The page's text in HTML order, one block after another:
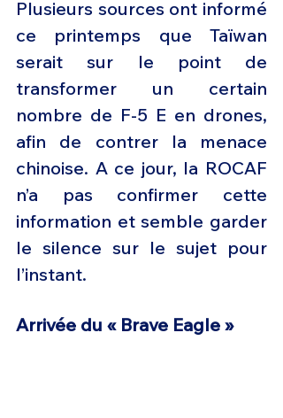
Plusieurs sources ont informé
ce printemps que Taïwan
serait sur le point de
transformer un certain
nombre de F-5 E en drones,
afin de contrer la menace
chinoise. A ce jour, la ROCAF
n’a pas confirmer cette
information et semble garder
le silence sur le sujet pour
l’instant.
Arrivée du « Brave Eagle »